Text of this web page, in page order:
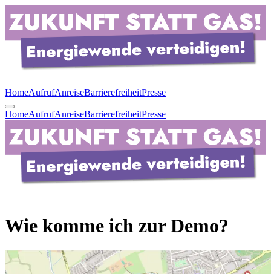
HomeAufrufAnreiseBarrierefreiheitPresse
HomeAufrufAnreiseBarrierefreiheitPresse
Wie komme ich zur Demo?